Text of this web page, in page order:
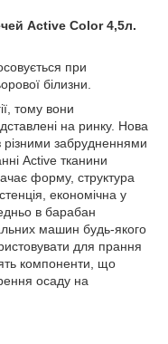
Active Color 4,5л.
при
білизни.
тому вони
на ринку. Нова
забрудненнями
Active тканини
форму, структура
економічна у
в барабан
машин будь-якого
для прання
компоненти, що
осаду на